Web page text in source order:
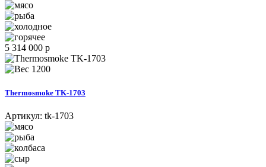
5 314 000 р
1200
Thermosmoke TK-1703
Артикул: tk-1703